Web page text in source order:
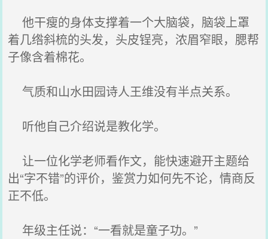
他干瘦的身体支撑着一个大脑袋，脑袋上罩
着几绺斜梳的头发，头皮锃亮，浓眉窄眼，腮帮
子像含着棉花。
气质和山水田园诗人王维没有半点关系。
听他自己介绍说是教化学。
让一位化学老师看作文，能快速避开主题给
出“字不错”的评价，鉴赏力如何先不论，情商反
正不低。
年级主任说：“一看就是童子功。”